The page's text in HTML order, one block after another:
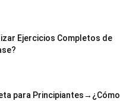
Ejercicios Completos de
para Principiantes→¿Cómo